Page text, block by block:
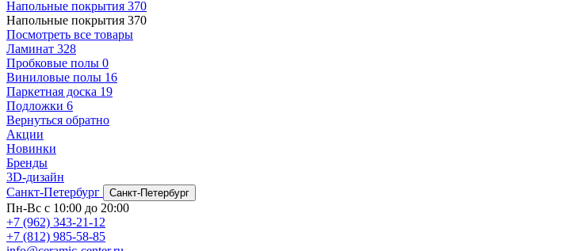
Напольные покрытия 370
Напольные покрытия 370
Посмотреть все товары
Ламинат 328
Пробковые полы 0
Виниловые полы 16
Паркетная доска 19
Подложки 6
Вернуться обратно
Акции
Новинки
Бренды
3D-дизайн
Санкт-Петербург
Санкт-Петербург
Пн-Вс с 10:00 до 20:00
+7 (962) 343-21-12
+7 (812) 985-58-85